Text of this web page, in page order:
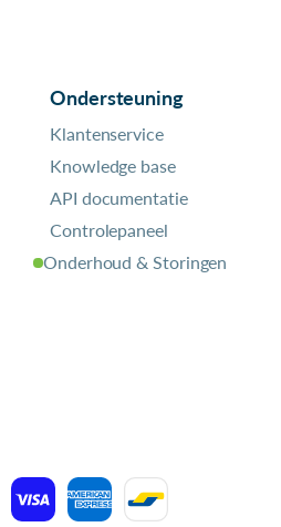
Ondersteuning
Klantenservice
Knowledge base
API documentatie
Controlepaneel
Onderhoud & Storingen